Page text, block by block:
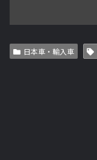
日本車・輸入車